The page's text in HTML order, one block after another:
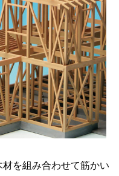
を組み合わせて筋かい